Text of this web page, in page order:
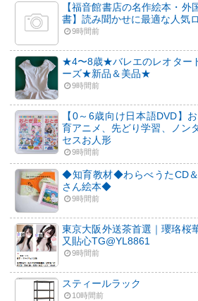
【福音館書店の名作絵本・
書】読み聞かせに最適な人気
9時間前
★4〜8歳★バレエのレオター
ーズ★新品＆美品★
9時間前
【0～6歳向け日本語DVD】
育アニメ、先どり学習、ノン
セスお人形
9時間前
◆知育教材◆わらべうたCD
さん絵本◆
9時間前
東京大阪外送茶首選｜瓔珞桜
又貼心TG@YL8861
9時間前
スティールラック
10時間前